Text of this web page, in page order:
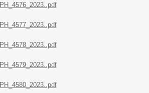
PH_4576_2023..pdf
PH_4577_2023..pdf
PH_4578_2023..pdf
PH_4579_2023..pdf
PH_4580_2023..pdf